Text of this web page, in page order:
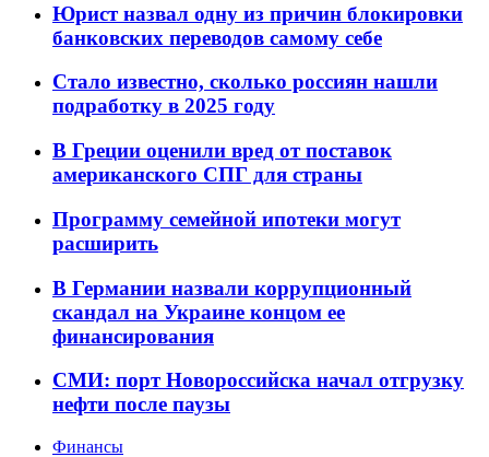
Юрист назвал одну из причин блокировки
банковских переводов самому себе
Стало известно, сколько россиян нашли
подработку в 2025 году
В Греции оценили вред от поставок
американского СПГ для страны
Программу семейной ипотеки могут
расширить
В Германии назвали коррупционный
скандал на Украине концом ее
финансирования
СМИ: порт Новороссийска начал отгрузку
нефти после паузы
Финансы